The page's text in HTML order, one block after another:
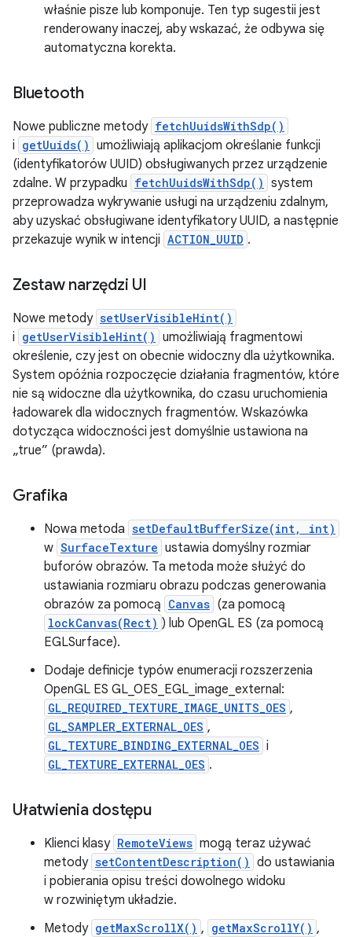
właśnie pisze lub komponuje. Ten typ sugestii jest
renderowany inaczej, aby wskazać, że odbywa się
automatyczna korekta.
Bluetooth
Nowe publiczne metody fetchUuidsWithSdp()
i getUuids() umożliwiają aplikacjom określanie funkcji
(identyfikatorów UUID) obsługiwanych przez urządzenie
zdalne. W przypadku fetchUuidsWithSdp() system
przeprowadza wykrywanie usługi na urządzeniu zdalnym,
aby uzyskać obsługiwane identyfikatory UUID, a następnie
przekazuje wynik w intencji ACTION_UUID .
Zestaw narzędzi UI
Nowe metody setUserVisibleHint()
i getUserVisibleHint() umożliwiają fragmentowi
określenie, czy jest on obecnie widoczny dla użytkownika.
System opóźnia rozpoczęcie działania fragmentów, które
nie są widoczne dla użytkownika, do czasu uruchomienia
ładowarek dla widocznych fragmentów. Wskazówka
dotycząca widoczności jest domyślnie ustawiona na
„true” (prawda).
Grafika
Nowa metoda setDefaultBufferSize(int, int)
w SurfaceTexture ustawia domyślny rozmiar
buforów obrazów. Ta metoda może służyć do
ustawiania rozmiaru obrazu podczas generowania
obrazów za pomocą Canvas (za pomocą
lockCanvas(Rect) ) lub OpenGL ES (za pomocą
EGLSurface).
Dodaje definicje typów enumeracji rozszerzenia
OpenGL ES GL_OES_EGL_image_external:
GL_REQUIRED_TEXTURE_IMAGE_UNITS_OES ,
GL_SAMPLER_EXTERNAL_OES ,
GL_TEXTURE_BINDING_EXTERNAL_OES i
GL_TEXTURE_EXTERNAL_OES .
Ułatwienia dostępu
Klienci klasy RemoteViews mogą teraz używać
metody setContentDescription() do ustawiania
i pobierania opisu treści dowolnego widoku
w rozwiniętym układzie.
Metody getMaxScrollX() , getMaxScrollY() ,